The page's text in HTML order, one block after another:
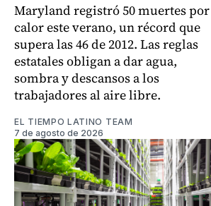
Maryland registró 50 muertes por
calor este verano, un récord que
supera las 46 de 2012. Las reglas
estatales obligan a dar agua,
sombra y descansos a los
trabajadores al aire libre.
EL TIEMPO LATINO TEAM
7 de agosto de 2026